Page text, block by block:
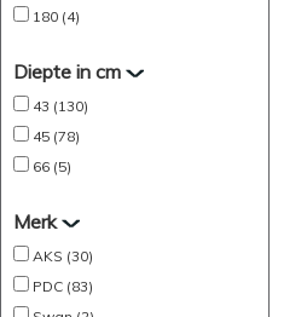
180 (4)
Diepte in cm
43 (130)
45 (78)
66 (5)
Merk
AKS (30)
PDC (83)